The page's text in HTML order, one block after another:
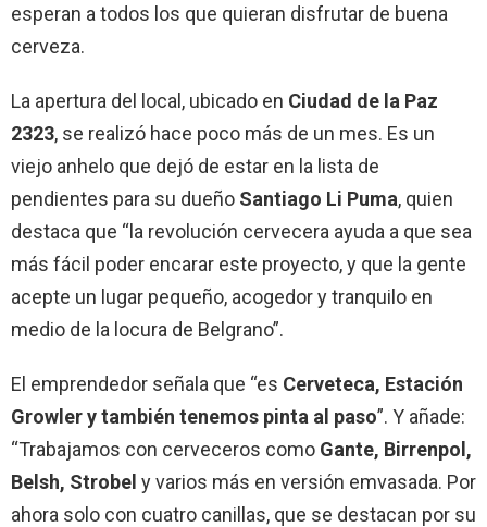
esperan a todos los que quieran disfrutar de buena
cerveza.
La apertura del local, ubicado en Ciudad de la Paz
2323, se realizó hace poco más de un mes. Es un
viejo anhelo que dejó de estar en la lista de
pendientes para su dueño Santiago Li Puma, quien
destaca que “la revolución cervecera ayuda a que sea
más fácil poder encarar este proyecto, y que la gente
acepte un lugar pequeño, acogedor y tranquilo en
medio de la locura de Belgrano”.
El emprendedor señala que “es Cerveteca, Estación
Growler y también tenemos pinta al paso”. Y añade:
“Trabajamos con cerveceros como Gante, Birrenpol,
Belsh, Strobel y varios más en versión emvasada. Por
ahora solo con cuatro canillas, que se destacan por su